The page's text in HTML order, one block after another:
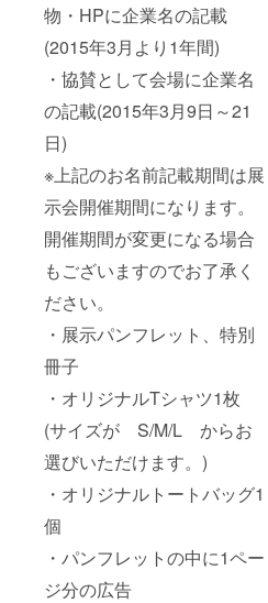
物・HPに企業名の記載
(2015年3月より1年間)
・協賛として会場に企業名
の記載(2015年3月9日～21
日)
※上記のお名前記載期間は展
示会開催期間になります。
開催期間が変更になる場合
もございますのでお了承く
ださい。
・展示パンフレット、特別
冊子
・オリジナルTシャツ1枚
(サイズが S/M/L からお
選びいただけます。)
・オリジナルトートバッグ1
個
・パンフレットの中に1ペー
ジ分の広告